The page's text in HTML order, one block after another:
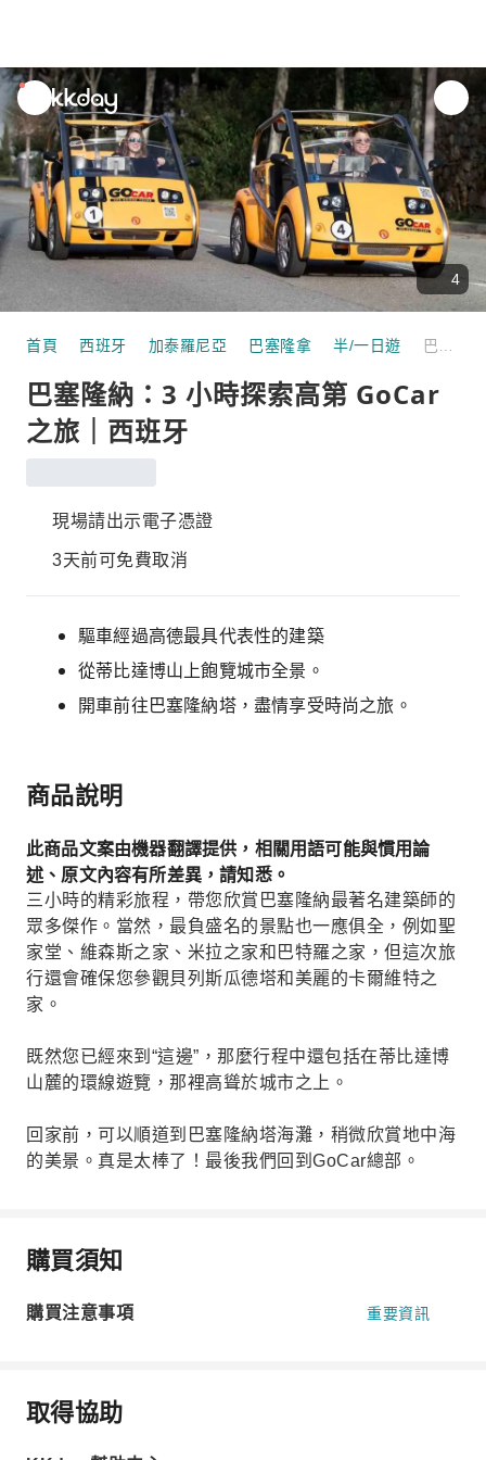
unread
notifications
4
首頁 西班牙 加泰羅尼亞 巴塞隆拿 半/一日遊
巴塞隆納：3 小時探索高第 GoCar
之旅｜西班牙
現場請出示電子憑證
3天前可免費取消
驅車經過高德最具代表性的建築
從蒂比達博山上飽覽城市全景。
開車前往巴塞隆納塔，盡情享受時尚之旅。
商品說明
此商品文案由機器翻譯提供，相關用語可能與慣用論
述、原文內容有所差異，請知悉。
三小時的精彩旅程，帶您欣賞巴塞隆納最著名建築師的
眾多傑作。當然，最負盛名的景點也一應俱全，例如聖
家堂、維森斯之家、米拉之家和巴特羅之家，但這次旅
行還會確保您參觀貝列斯瓜德塔和美麗的卡爾維特之
家。
既然您已經來到“這邊”，那麼行程中還包括在蒂比達博
山麓的環線遊覽，那裡高聳於城市之上。
回家前，可以順道到巴塞隆納塔海灘，稍微欣賞地中海
的美景。真是太棒了！最後我們回到GoCar總部。
購買須知
購買注意事項 重要資訊
取得協助